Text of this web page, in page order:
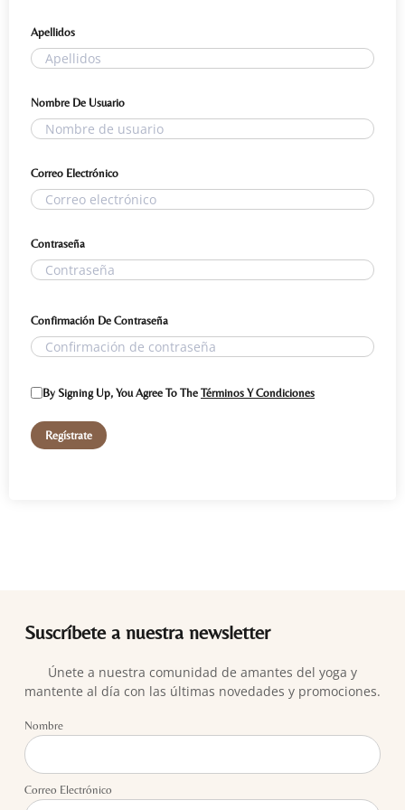
Apellidos
Nombre De Usuario
Correo Electrónico
Contraseña
Confirmación De Contraseña
By Signing Up, You Agree To The Términos Y Condiciones
Regístrate
Suscríbete a nuestra newsletter
Únete a nuestra comunidad de amantes del yoga y
mantente al día con las últimas novedades y promociones.
Nombre
Correo Electrónico